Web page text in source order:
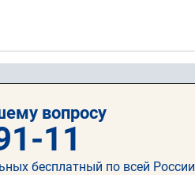
вопросу
11
бесплатный по всей России